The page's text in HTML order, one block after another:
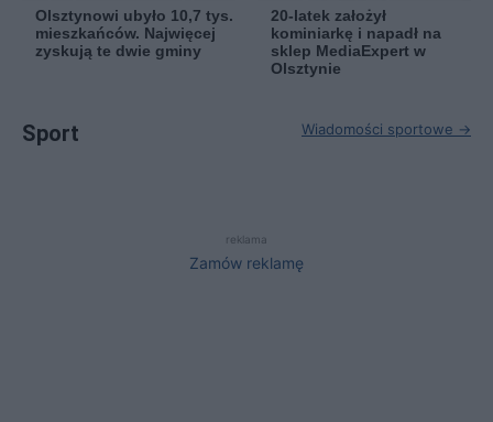
Olsztynowi ubyło 10,7 tys.
mieszkańców. Najwięcej
zyskują te dwie gminy
20-latek założył
kominiarkę i napadł na
sklep MediaExpert w
Olsztynie
Sport Wiadomości sportowe →
reklama
Zamów reklamę